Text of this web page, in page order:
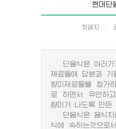
현대단
첫페지
단음식은 여러가
재료들에 당분과 기
향미재료들을 첨가
로 하면서 유연하
향미가 나도록 만든
단음식은 음식차
식에 속하는것으로